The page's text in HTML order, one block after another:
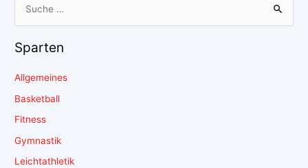
Sparten
Allgemeines
Basketball
Fitness
Gymnastik
Leichtathletik